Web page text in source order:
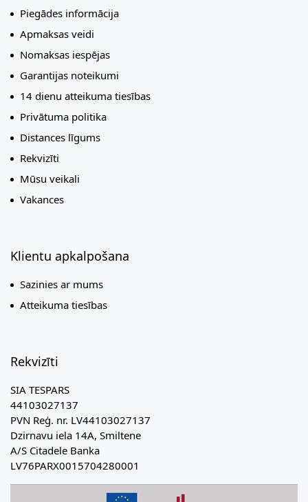
Piegādes informācija
Apmaksas veidi
Nomaksas iespējas
Garantijas noteikumi
14 dienu atteikuma tiesības
Privātuma politika
Distances līgums
Rekvizīti
Mūsu veikali
Vakances
Klientu apkalpošana
Sazinies ar mums
Atteikuma tiesības
Rekvizīti
SIA TESPARS
44103027137
PVN Reģ. nr. LV44103027137
Dzirnavu iela 14A, Smiltene
A/S Citadele Banka
LV76PARX0015704280001